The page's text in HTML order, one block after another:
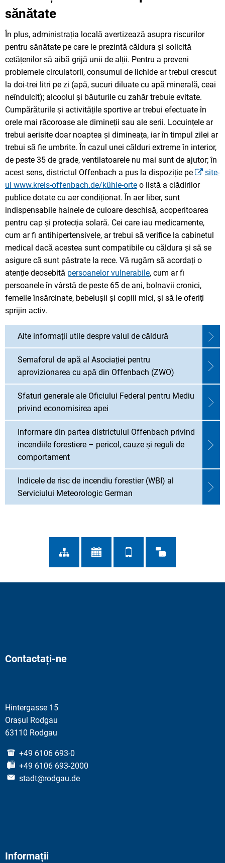
sănătate
În plus, administrația locală avertizează asupra riscurilor
pentru sănătate pe care le prezintă căldura și solicită
cetățenilor să aibă grijă unii de alții. Pentru a preveni
problemele circulatorii, consumul de lichide ar trebui crescut
la doi-trei litri pe zi (apă, sucuri diluate cu apă minerală, ceai
neîndulcit); alcoolul și băuturile cu zahăr trebuie evitate.
Cumpărăturile și activitățile sportive ar trebui efectuate în
orele mai răcoroase ale dimineții sau ale serii. Locuințele ar
trebui aerisite doar noaptea și dimineața, iar în timpul zilei ar
trebui să fie umbrite. În cazul unei călduri extreme în interior,
de peste 35 de grade, ventilatoarele nu mai sunt de ajutor; în
acest sens, districtul Offenbach a pus la dispoziție pe
site-
ul www.kreis-offenbach.de/kühle-orte o listă a clădirilor
publice dotate cu aer condiționat. În aer liber, sunt
indispensabile hainele de culoare deschisă, acoperitoarea
pentru cap și protecția solară. Cei care iau medicamente,
cum ar fi antihipertensivele, ar trebui să verifice la cabinetul
medical dacă acestea sunt compatibile cu căldura și să se
asigure că sunt păstrate la rece. Vă rugăm să acordați o
atenție deosebită persoanelor vulnerabile, cum ar fi
persoanele în vârstă de peste 65 de ani, bolnavii cronici,
femeile însărcinate, bebelușii și copiii mici, și să le oferiți
sprijin activ.
Alte informații utile despre valul de căldură
Semaforul de apă al Asociației pentru
aprovizionarea cu apă din Offenbach (ZWO)
Sfaturi generale ale Oficiului Federal pentru Mediu
privind economisirea apei
Informare din partea districtului Offenbach privind
incendiile forestiere – pericol, cauze și reguli de
comportament
Indicele de risc de incendiu forestier (WBI) al
Serviciului Meteorologic German
Contactați-ne
Hintergasse 15
Orașul Rodgau
63110 Rodgau
+49 6106 693-0
+49 6106 693-2000
stadt@rodgau.de
Informații